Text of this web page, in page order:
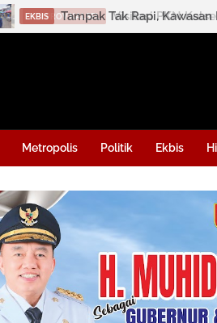
EKBIS Tampak Tak Rapi,
Metropolis Politik Ekbis